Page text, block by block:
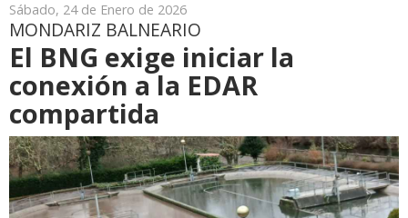
Sábado, 24 de Enero de 2026
MONDARIZ BALNEARIO
El BNG exige iniciar la
conexión a la EDAR
compartida